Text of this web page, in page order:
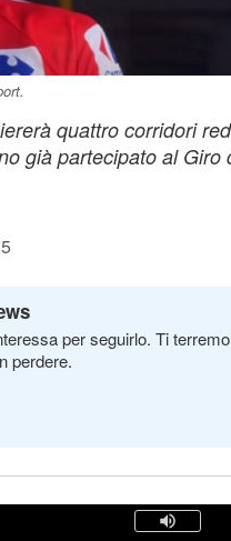
quattro corridori
già partecipato al Giro
per seguirlo. Ti terremo
perdere.